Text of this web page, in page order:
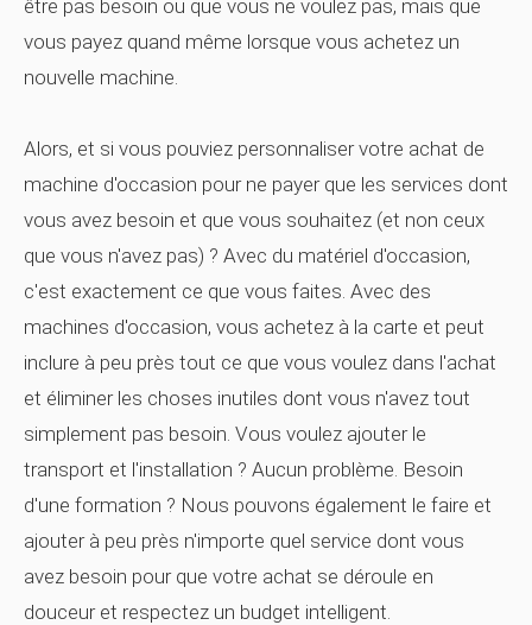
être pas besoin ou que vous ne voulez pas, mais que
vous payez quand même lorsque vous achetez un
nouvelle machine.
Alors, et si vous pouviez personnaliser votre achat de
machine d'occasion pour ne payer que les services dont
vous avez besoin et que vous souhaitez (et non ceux
que vous n'avez pas) ? Avec du matériel d'occasion,
c'est exactement ce que vous faites. Avec des
machines d'occasion, vous achetez à la carte et peut
inclure à peu près tout ce que vous voulez dans l'achat
et éliminer les choses inutiles dont vous n'avez tout
simplement pas besoin. Vous voulez ajouter le
transport et l'installation ? Aucun problème. Besoin
d'une formation ? Nous pouvons également le faire et
ajouter à peu près n'importe quel service dont vous
avez besoin pour que votre achat se déroule en
douceur et respectez un budget intelligent.